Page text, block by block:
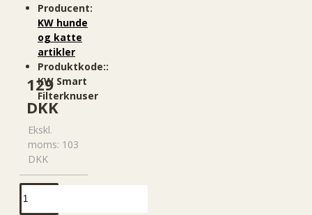
129
DKK
Ekskl.
moms: 103
DKK
Producent:
KW hunde
og katte
artikler
Produktkode::
KW Smart
Filterknuser